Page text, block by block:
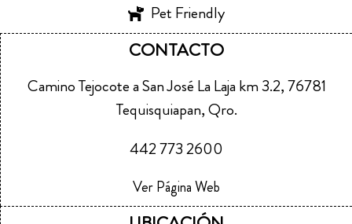
Pet Friendly
CONTACTO
Camino Tejocote a San José La Laja km 3.2, 76781
Tequisquiapan, Qro.
442 773 2600
Ver Página Web